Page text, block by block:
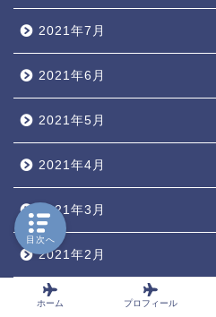
2021年7月
2021年6月
2021年5月
2021年4月
2021年3月
2021年2月
2021年1月
ホーム プロフィール
目次へ